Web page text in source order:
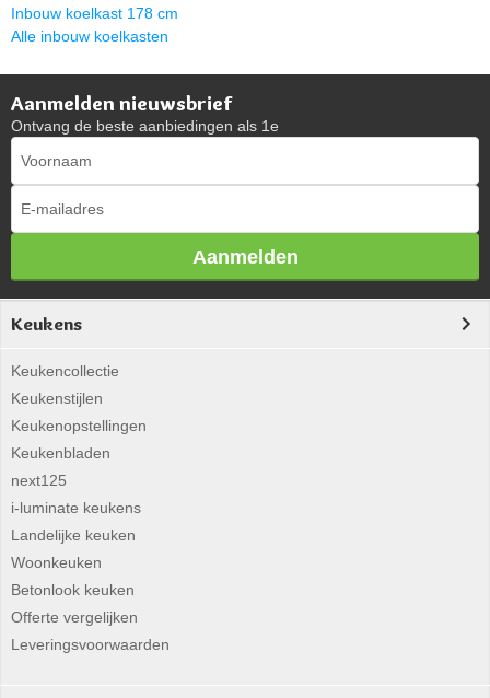
Inbouw koelkast 178 cm
Alle inbouw koelkasten
Aanmelden nieuwsbrief
Ontvang de beste aanbiedingen als 1e
Aanmelden
Keukens
Keukencollectie
Keukenstijlen
Keukenopstellingen
Keukenbladen
next125
i-luminate keukens
Landelijke keuken
Woonkeuken
Betonlook keuken
Offerte vergelijken
Leveringsvoorwaarden